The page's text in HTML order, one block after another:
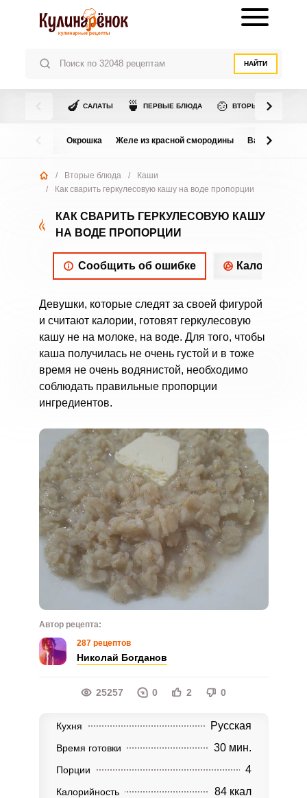
НАЙТИ
🍆 САЛАТЫ 🍵 ПЕРВЫЕ БЛЮДА 🍲 ВТОРЫЕ БЛЮДА
Окрошка Желе из красной смородины Варенье из
/ Вторые блюда /
Каши
/
Как сварить геркулесовую кашу на воде пропорции
КАК СВАРИТЬ ГЕРКУЛЕСОВУЮ КАШУ
НА ВОДЕ ПРОПОРЦИИ
Сообщить об ошибке
Девушки, которые следят за своей фигурой
и считают калории, готовят геркулесовую
кашу не на молоке, на воде. Для того, чтобы
каша получилась не очень густой и в тоже
время не очень водянистой, необходимо
соблюдать правильные пропорции
ингредиентов.
Автор рецепта:
287 рецептов
Николай Богданов
25257 0 2 0
Кухня Русская
Время готовки 30 мин.
Порции 4
Калорийность 84 ккал